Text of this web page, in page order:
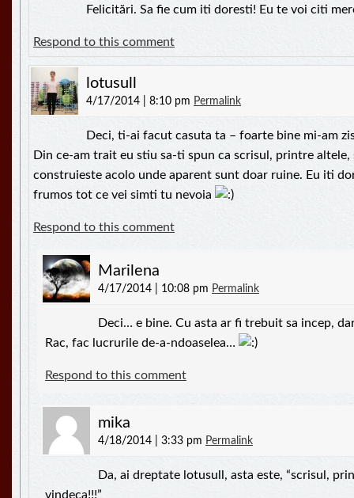
Felicitări. Sa fie cum iti doresti! Eu te voi citi
Respond to this comment
lotusull
4/17/2014 | 8:10 pm Permalink
Deci, ti-ai facut casuta ta – foarte bine mi-am
Din ce-am trait eu stiu sa-ti spun ca scrisul, printre altele,
construieste acolo unde aparent sunt doar ruine. Eu iti
frumos tot ce vei simti tu nevoia
Respond to this comment
Marilena
4/17/2014 | 10:08 pm Permalink
Deci… e bine. Cu asta ar fi trebuit sa incep,
Rac, fac lucrurile de-a-ndoaselea…
Respond to this comment
mika
4/18/2014 | 3:33 pm Permalink
Da, ai dreptate lotusull, asta este, “scrisul,
vindeca!!!”